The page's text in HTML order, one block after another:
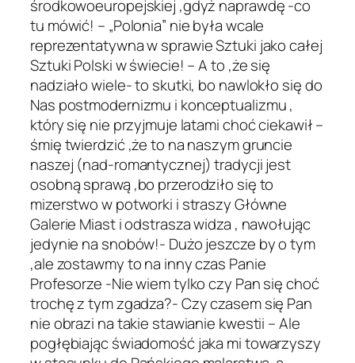
środkowoeuropejskiej ,gdyż naprawdę -co
tu mówić! – „Polonia” nie była wcale
reprezentatywna w sprawie Sztuki jako całej
Sztuki Polski w świecie! – A to ,że się
nadziało wiele- to skutki, bo nawlokło się do
Nas postmodernizmu i konceptualizmu ,
który się nie przyjmuje latami choć ciekawił –
śmię twierdzić ,że to na naszym gruncie
naszej (nad-romantycznej) tradycji jest
osobną sprawą ,bo przerodziło się to
mizerstwo w potworki i straszy Główne
Galerie Miast i odstrasza widza , nawołując
jedynie na snobów!- Dużo jeszcze by o tym
,ale zostawmy to na inny czas Panie
Profesorze -Nie wiem tylko czy Pan się choć
trochę z tym zgadza?- Czy czasem się Pan
nie obrazi na takie stawianie kwestii – Ale
pogłębiając świadomość jaka mi towarzyszy